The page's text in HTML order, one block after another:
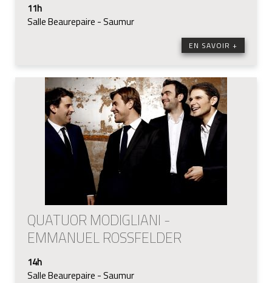
11h
Salle Beaurepaire - Saumur
EN SAVOIR +
QUATUOR MODIGLIANI -
EMMANUEL ROSSFELDER
14h
Salle Beaurepaire - Saumur